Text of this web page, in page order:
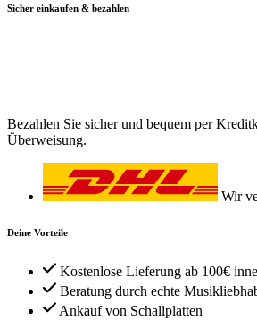
Sicher einkaufen & bezahlen
Bezahlen Sie sicher und bequem per
Überweisung.
Wir
Deine Vorteile
Kostenlose Lieferung ab 100€
Beratung durch echte
Ankauf von Schallplatten